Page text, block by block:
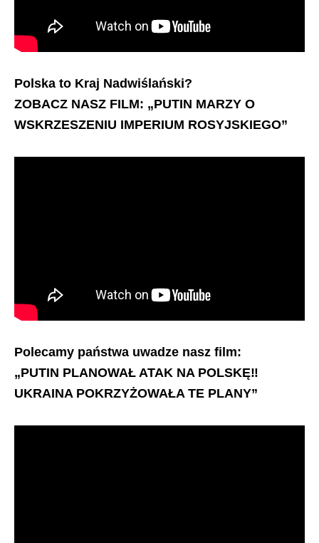
Polska to Kraj Nadwiślański?
ZOBACZ NASZ FILM: „PUTIN MARZY O
WSKRZESZENIU IMPERIUM ROSYJSKIEGO”
Polecamy państwa uwadze nasz film:
„PUTIN PLANOWAŁ ATAK NA POLSKĘ‼️
UKRAINA POKRZYŻOWAŁA TE PLANY”